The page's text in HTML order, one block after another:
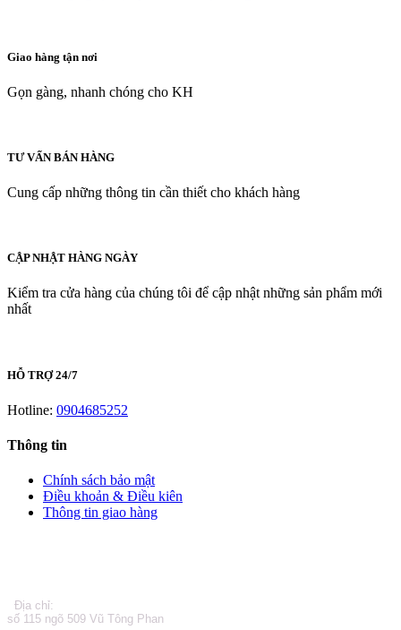
Giao hàng tận nơi
Gọn gàng, nhanh chóng cho KH
TƯ VẤN BÁN HÀNG
Cung cấp những thông tin cần thiết cho khách hàng
CẬP NHẬT HÀNG NGÀY
Kiểm tra cửa hàng của chúng tôi để cập nhật những sản phẩm mới
nhất
HỖ TRỢ 24/7
Hotline: 0904685252
Thông tin
Chính sách bảo mật
Điều khoản & Điều kiên
Thông tin giao hàng
Địa chỉ:
số 115 ngõ 509 Vũ Tông Phan